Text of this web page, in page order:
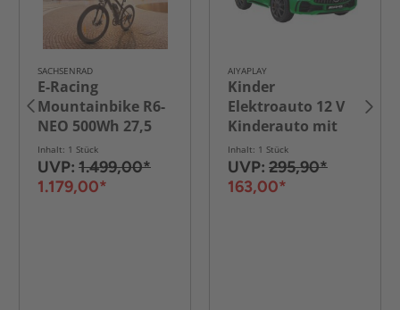
SACHSENRAD
E-Racing
Mountainbike R6-
NEO 500Wh 27,5
Zoll
Inhalt: 1 Stück
UVP: 1.499,00*
1.179,00*
AIYAPLAY
Kinder
Elektroauto 12 V
Kinderauto mit
2,4G
Fernbedienung,
Musik, 3-5 km/h
Inhalt: 1 Stück
UVP: 295,90*
163,00*